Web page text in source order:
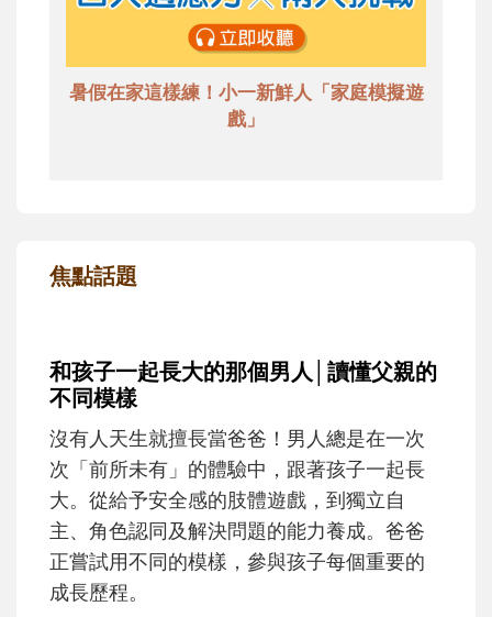
暑假在家這樣練！小一新鮮人「家庭模擬遊
戲」
焦點話題
和孩子一起長大的那個男人│讀懂父親的
不同模樣
沒有人天生就擅長當爸爸！男人總是在一次
次「前所未有」的體驗中，跟著孩子一起長
大。從給予安全感的肢體遊戲，到獨立自
主、角色認同及解決問題的能力養成。爸爸
正嘗試用不同的模樣，參與孩子每個重要的
成長歷程。